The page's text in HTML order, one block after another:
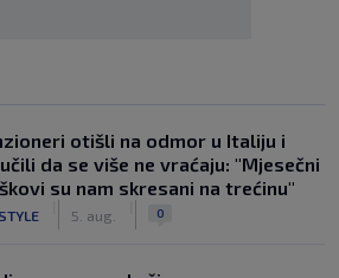
otišli na odmor u Italiju i
da se više ne vraćaju: "Mjesečni
su nam skresani na trećinu"
5. aug. 0